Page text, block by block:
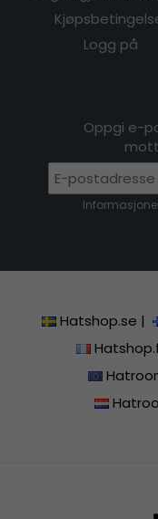
Logg på
Oppgi e-
Hatshop.se |